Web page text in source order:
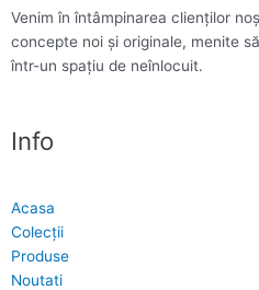
Venim în întâmpinarea clienților
concepte noi și originale, menite
într-un spațiu de neînlocuit.
Info
Acasa
Colecții
Produse
Noutati